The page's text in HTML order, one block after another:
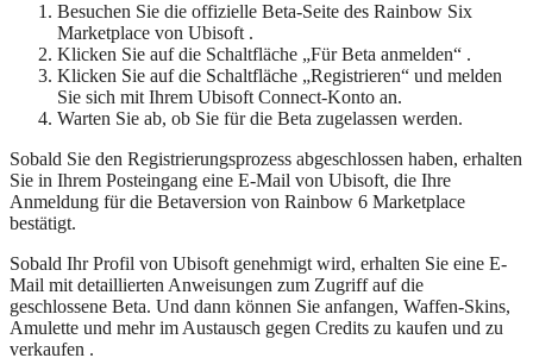
Besuchen Sie die offizielle Beta-Seite des Rainbow Six
Marketplace von Ubisoft .
Klicken Sie auf die Schaltfläche „Für Beta anmelden“ .
Klicken Sie auf die Schaltfläche „Registrieren“ und melden
Sie sich mit Ihrem Ubisoft Connect-Konto an.
Warten Sie ab, ob Sie für die Beta zugelassen werden.
Sobald Sie den Registrierungsprozess abgeschlossen haben, erhalten
Sie in Ihrem Posteingang eine E-Mail von Ubisoft, die Ihre
Anmeldung für die Betaversion von Rainbow 6 Marketplace
bestätigt.
Sobald Ihr Profil von Ubisoft genehmigt wird, erhalten Sie eine E-
Mail mit detaillierten Anweisungen zum Zugriff auf die
geschlossene Beta. Und dann können Sie anfangen, Waffen-Skins,
Amulette und mehr im Austausch gegen Credits zu kaufen und zu
verkaufen .